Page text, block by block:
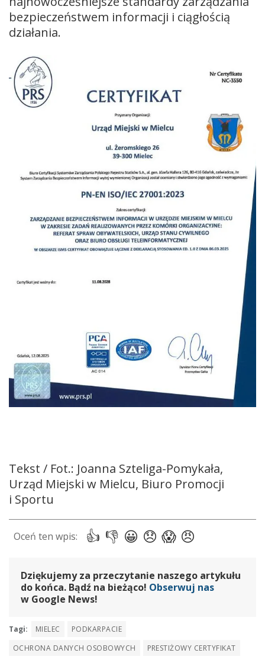
bezpieczeństwem informacji i ciągłością
działania.
Tekst / Fot.: Joanna Szteliga-Pomykała,
Urząd Miejski w Mielcu, Biuro Promocji
i Sportu
Dziękujemy za przeczytanie naszego artykułu
do końca. Bądź na bieżąco! Obserwuj nas
w Google News!
Tagi: MIELEC
PODKARPACIE
OCHRONA DANYCH OSOBOWYCH
PRESTIŻOWY CERTYFIKAT